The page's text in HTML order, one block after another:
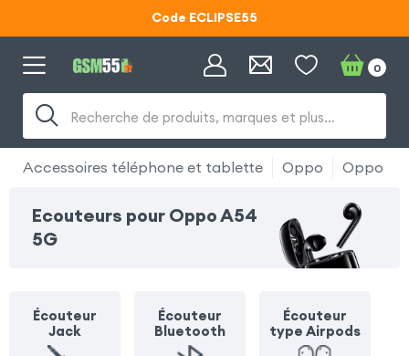
Code ECLIPSE55
Lunettes d'éclipse OFFERTES
Recherche de produits, marques et plus…
0
Accessoires téléphone et tablette Oppo Oppo
Ecouteurs pour Oppo A54
5G
Écouteur
Jack
Écouteur
Bluetooth
Écouteur
type Airpods